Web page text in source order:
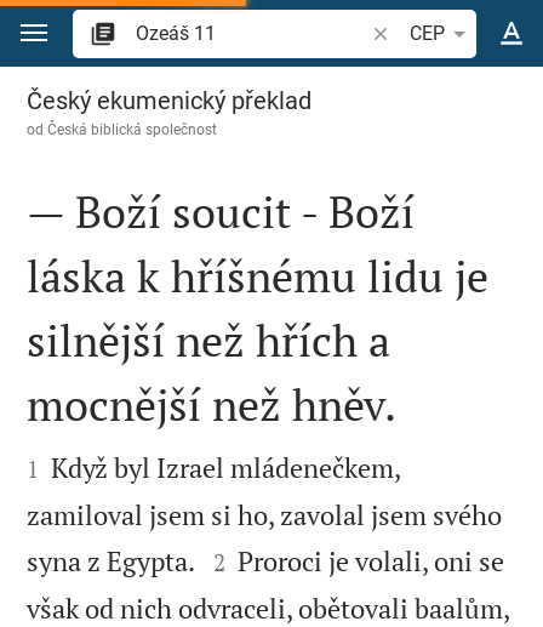
Přejít na obsah
Vyhledat biblický
CEP
Ozeáš 11
Český ekumenický překlad
odČeská biblická společnost

— Boží soucit - Boží
láska k hříšnému lidu je
silnější než hřích a
mocnější než hněv.

1 Když byl Izrael mládenečkem,
zamiloval jsem si ho, zavolal jsem svého
syna z Egypta. 

2 Proroci je volali, oni se
však od nich odvraceli, obětovali baalům,